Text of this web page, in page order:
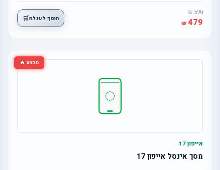
590
479 הוסף לעגלה🛒
מבצע 🔥
אייפון 17
מסך אינסל אייפון 17